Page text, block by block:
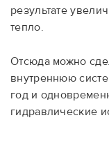
результате
тепло.
Отсюда можно
внутреннюю
год и
гидравлические